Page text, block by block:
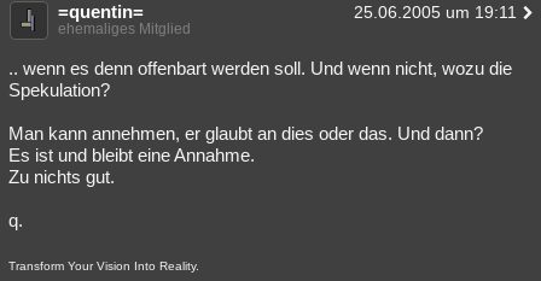
=quentin= 25.06.2005 um 19:11
ehemaliges Mitglied
.. wenn es denn offenbart werden soll. Und wenn nicht, wozu die
Spekulation?
Man kann annehmen, er glaubt an dies oder das. Und dann?
Es ist und bleibt eine Annahme.
Zu nichts gut.
q.
Transform Your Vision Into Reality.